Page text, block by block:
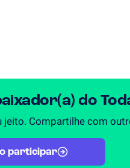
do
jeito. Compartilhe com
participar